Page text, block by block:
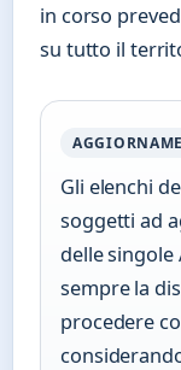
in corso
su tutto il
Gli elenchi
soggetti ad
delle singole
sempre la
procedere